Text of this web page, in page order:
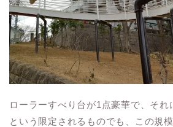
ローラーすべり台が1点豪華で、それ
という限定されるものでも、この規